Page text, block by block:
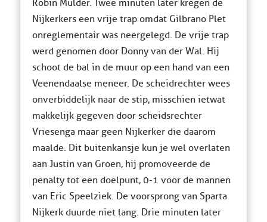
Robin Mulder. Twee minuten later kregen de
Nijkerkers een vrije trap omdat Gilbrano Plet
onreglementair was neergelegd. De vrije trap
werd genomen door Donny van der Wal. Hij
schoot de bal in de muur op een hand van een
Veenendaalse meneer. De scheidrechter wees
onverbiddelijk naar de stip, misschien ietwat
makkelijk gegeven door scheidsrechter
Vriesenga maar geen Nijkerker die daarom
maalde. Dit buitenkansje kun je wel overlaten
aan Justin van Groen, hij promoveerde de
penalty tot een doelpunt, 0-1 voor de mannen
van Eric Speelziek. De voorsprong van Sparta
Nijkerk duurde niet lang. Drie minuten later